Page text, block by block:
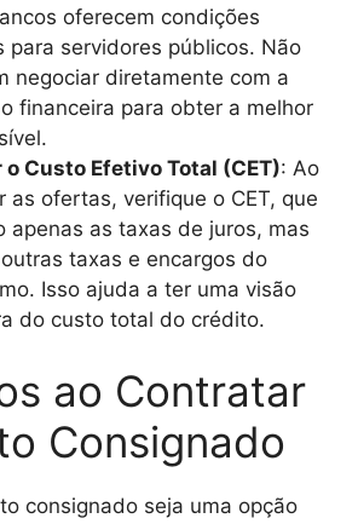
oferecem condições
para servidores públicos. Não
negociar diretamente com a
financeira para obter a melhor
Custo Efetivo Total (CET): Ao
as ofertas, verifique o CET, que
apenas as taxas de juros, mas
taxas e encargos do
Isso ajuda a ter uma visão
do custo total do crédito.
ao Contratar
Consignado
consignado seja uma opção